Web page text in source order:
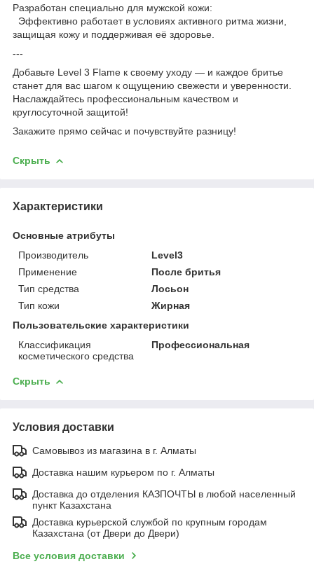
Разработан специально для мужской кожи:
Эффективно работает в условиях активного ритма жизни,
защищая кожу и поддерживая её здоровье.
---
Добавьте Level 3 Flame к своему уходу — и каждое бритье
станет для вас шагом к ощущению свежести и уверенности.
Наслаждайтесь профессиональным качеством и
круглосуточной защитой!
Закажите прямо сейчас и почувствуйте разницу!
Скрыть
Характеристики
Основные атрибуты
Производитель
Level3
Применение
После бритья
Тип средства
Лосьон
Тип кожи
Жирная
Пользовательские характеристики
Классификация
косметического средства
Профессиональная
Скрыть
Условия доставки
Самовывоз из магазина в г. Алматы
Доставка нашим курьером по г. Алматы
Доставка до отделения КАЗПОЧТЫ в любой населенный
пункт Казахстана
Доставка курьерской службой по крупным городам
Казахстана (от Двери до Двери)
Все условия доставки